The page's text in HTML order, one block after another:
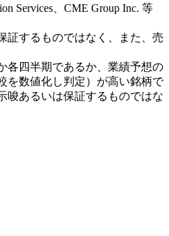
Services、CME Group Inc. 等
証するものではなく、また、売
各四半期であるか、業績予想の
を数値化し判定）が高い銘柄で
唆あるいは保証するものではな